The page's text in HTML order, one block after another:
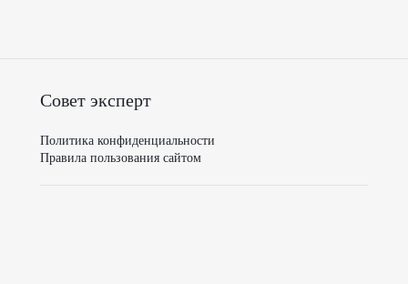
Совет эксперт
Политика конфиденциальности
Правила пользования сайтом